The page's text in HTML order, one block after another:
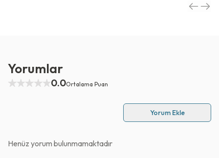
Yorumlar
0.0Ortalama Puan
Yorum Ekle
Henüz yorum bulunmamaktadır